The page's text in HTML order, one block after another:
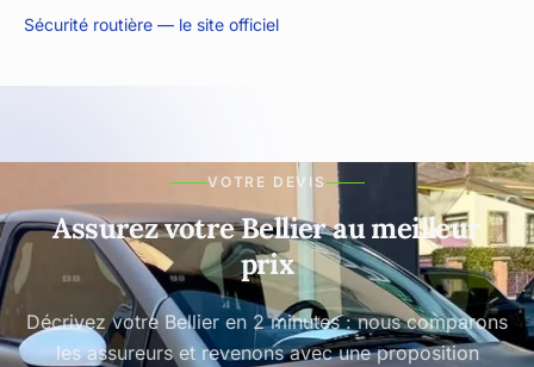
Sécurité routière — le site officiel
VOTRE DEVIS
Assurez votre Bellier au meilleur
prix
Décrivez votre Bellier en 2 minutes : nous comparons
les assureurs et revenons avec une proposition